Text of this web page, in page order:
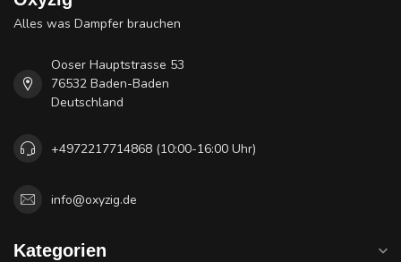
Alles was Dampfer brauchen
Ooser Hauptstrasse 53
76532 Baden-Baden
Deutschland
+4972217714868 (10:00-16:00 Uhr)
info@oxyzig.de
Kategorien